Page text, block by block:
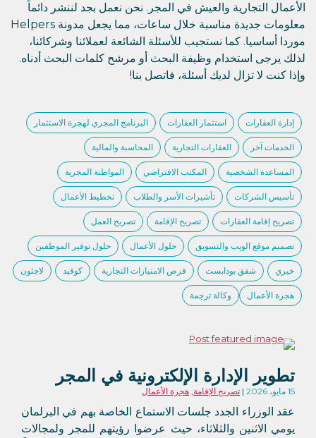
الأعمال التجارية والعيش في المجر. نحن نعمل بجد لننشر دائماً
معلومات جديدة مناسبة خلال ساعات، مما يجعل مدونة Helpers
موردا أساسيا. كما نستجيب للأسئلة الشائعة لعملائنا وشركائنا،
لذلك يرجى استخدام وظيفة البحث أو مرشح كلمات البحث أدناه.
وإذا كنت لا تزال لديك أسئلة، فاتصل بنا!
إدارة العقارات استثمار العقارات البرنامج المجري لهجرة الاستثمار
الخدمات آخر العقارات التجارية المحاسبة والمالية
المساعدة الشخصية المكتب الافتراضي المواطنة المجرية
تأسيس الشركات تأشيرات الأسر والطلاب تخطيط الأعمال
تصريح إقامة العقارات تصريح الإقامة تصريح العمل
تصميم موقع الويب والتسويق حلول الأعمال حلول توفير الموظفين
خيري شقق بودابست فرص الامتيازات التجارية كوفيد لاجئون
هجرة الأعمال وكالة ترجمة
تطوير الإدارة الإلكترونية في المجر
15 مايو، 2026 تصريح الإقامة, هجرة الأعمال
عقد الوزراء الجدد جلسات الاستماع الخاصة بهم في البرلمان
يومي الاثنين والثلاثاء، حيث عرضوا رؤيتهم للمجر ولمجالات